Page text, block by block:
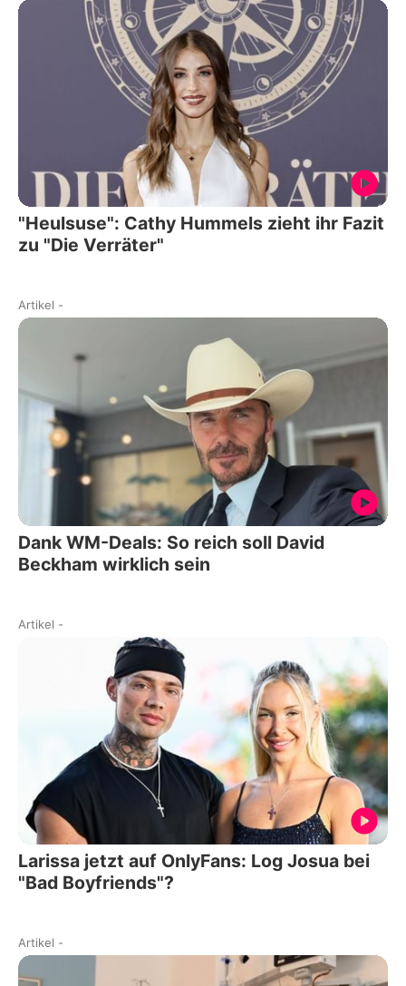
"Heulsuse": Cathy Hummels zieht ihr Fazit
zu "Die Verräter"
Artikel -
Dank WM-Deals: So reich soll David
Beckham wirklich sein
Artikel -
Larissa jetzt auf OnlyFans: Log Josua bei
"Bad Boyfriends"?
Artikel -